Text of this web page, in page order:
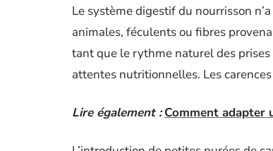
Le système digestif du nourrisson
animales, féculents ou fibres
tant que le rythme naturel des
attentes nutritionnelles. Les
Lire également : Comment adapter